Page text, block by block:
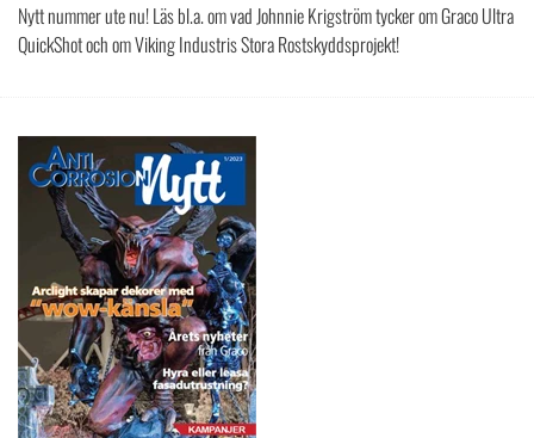
Nytt nummer ute nu! Läs bl.a. om vad Johnnie Krigström tycker om Graco Ultra
QuickShot och om Viking Industris Stora Rostskyddsprojekt!